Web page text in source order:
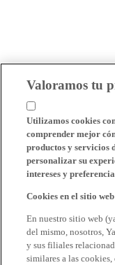
Valoramos tu
Utilizamos cookies
comprender mejor
productos y servicios
personalizar su
intereses y
Cookies en el sitio
En nuestro sitio web
del mismo, nosotros,
y sus filiales
similares a las